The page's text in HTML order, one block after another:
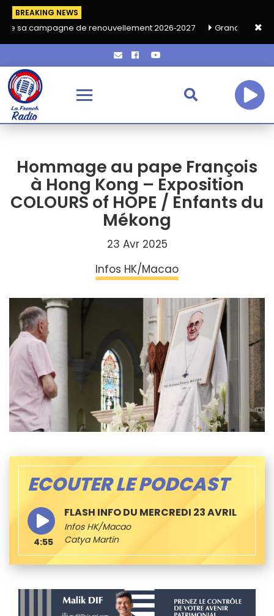
BREAKING NEWS
de renouvellement 2026‑2027 Grand café de rentrée HKA le
Hommage au pape François
à Hong Kong – Exposition
COLOURS of HOPE / Enfants du
Mékong
23 Avr 2025
Infos HK/Macao
ECOUTER LE PODCAST
FLASH INFO DU MERCREDI 23 AVRIL
Infos HK/Macao
Catya Martin
4:55